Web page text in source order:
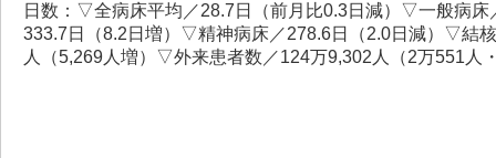
日数：▽全病床平均／28.7日（前月比0.3日減）▽一般病
333.7日（8.2日増）▽精神病床／278.6日（2.0日減）▽結
人（5,269人増）▽外来患者数／124万9,302人（2万551人